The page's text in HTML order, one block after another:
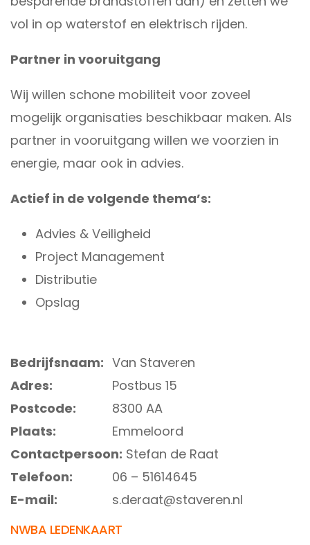
vol in op waterstof en elektrisch rijden.
Partner in vooruitgang
Wij willen schone mobiliteit voor zoveel
mogelijk organisaties beschikbaar maken. Als
partner in vooruitgang willen we voorzien in
energie, maar ook in advies.
Actief in de volgende thema’s:
Advies & Veiligheid
Project Management
Distributie
Opslag
Bedrijfsnaam: Van Staveren
Adres:
Postbus 15
Postcode:
8300 AA
Plaats:
Emmeloord
Contactpersoon: Stefan de Raat
Telefoon:
06 – 51614645
E-mail:
s.deraat@staveren.nl
NWBA LEDENKAART